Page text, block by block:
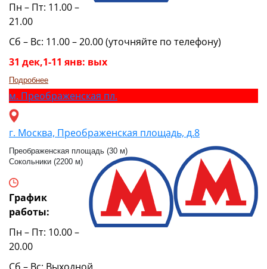
Пн – Пт: 11.00 –
21.00
Сб – Вс: 11.00 – 20.00 (уточняйте по телефону)
31 дек,1-11 янв: вых
Подробнее
м. Преображенская пл.
г. Москва, Преображенская площадь, д.8
Преображенская площадь (30 м)
Сокольники (2200 м)
График
работы:
Пн – Пт: 10.00 –
20.00